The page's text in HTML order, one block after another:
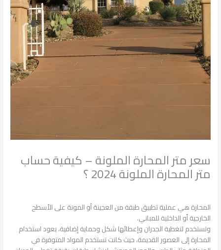
سعر متر المحارة الملونة – كيفية حساب
متر المحارة الملونة 2024 ؟
المحارة هي عملية تطبيق طبقة من العجينة أو المونة على الأسطح
الخارجية أو الداخلية للمباني.
وتستخدم لتغطية الجدران وإعطائها شكل وحماية إضافية، يعود استخدام
المحارة إلى العصور القديمة، حيث كانت تستخدم المواد المتوفرة في